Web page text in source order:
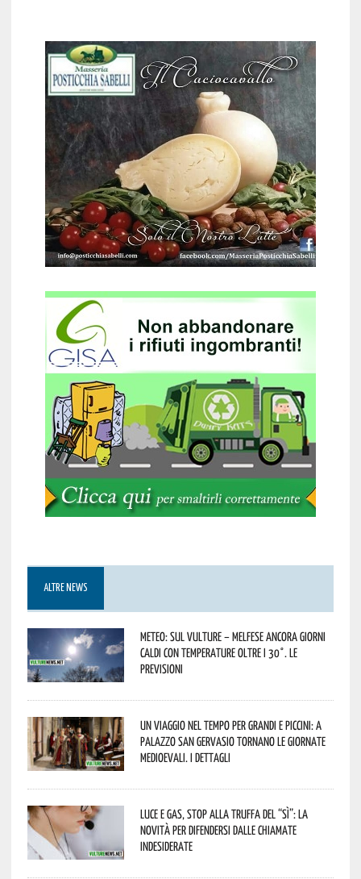
ALTRE NEWS
Meteo: sul Vulture – melfese ancora giorni
caldi con temperature oltre i 30°. Le
previsioni
Un viaggio nel tempo per grandi e piccini: a
Palazzo San Gervasio tornano le Giornate
Medioevali. I dettagli
Luce e gas, stop alla truffa del “Sì”: la
novità per difendersi dalle chiamate
indesiderate